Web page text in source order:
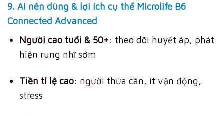
9. Ai nên dùng & lợi ích cụ thể Microlife B6
Connected Advanced
Người cao tuổi & 50+: theo dõi huyết áp, phát
hiện rung nhĩ sớm
Tiền tỉ lệ cao: người thừa cân, ít vận động,
stress